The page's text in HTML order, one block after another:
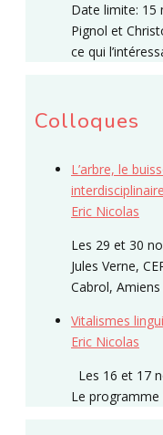
Date limite: 15
Pignol et
ce qui
Colloques
L’arbre, le
interdisciplinaire
Eric Nicolas
Les 29 et 30
Jules Verne,
Cabrol,
Vitalismes
Eric Nicolas
Les 16 et 17
Le programme